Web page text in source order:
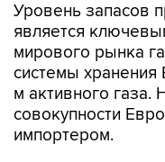
Уровень запасов
является
мирового рынка
системы хранения
м активного
совокупности
импортером.